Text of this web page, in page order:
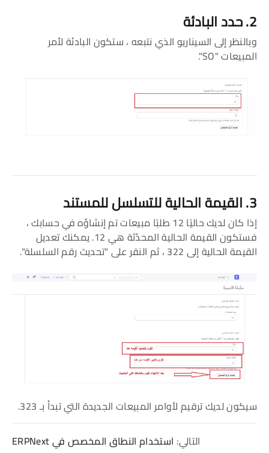
2. حدد البادئة
وبالنظر إلى السيناريو الذي نتبعه ، ستكون البادئة لأمر
المبيعات "SO".
3. القيمة الحالية للتسلسل للمستند
إذا كان لديك حاليًا 12 طلبًا مبيعات تم إنشاؤه في حسابك ،
فستكون القيمة الحالية المحدّثة هي 12. يمكنك تعديل
القيمة الحالية إلى 322 ، ثم النقر على "تحديث رقم السلسلة".
سيكون لديك ترقيم لأوامر المبيعات الجديدة التي تبدأ بـ 323.
التالي: استخدام النطاق المخصص في ERPNext